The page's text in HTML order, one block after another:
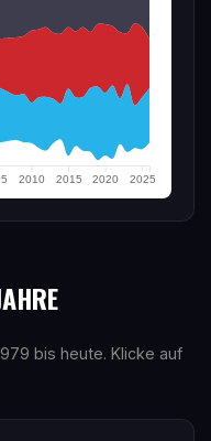
2010 2015 2020 2025
bis heute. Klicke auf